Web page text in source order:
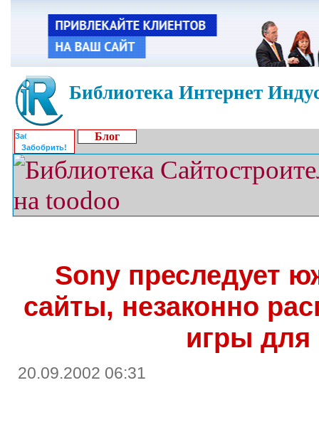
Библиотека Интернет
Забобрить!
Блог
Sony преследует
сайты, незаконно
игры для
20.09.2002 06:31